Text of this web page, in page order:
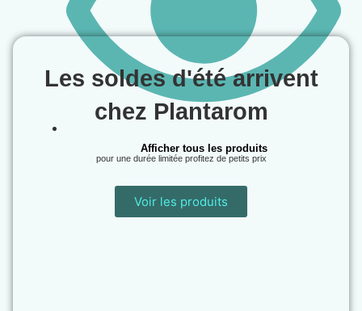
Afficher tous les produits
Les soldes d'été arrivent
chez Plantarom
pour une durée limitée profitez de petits prix
Voir les produits